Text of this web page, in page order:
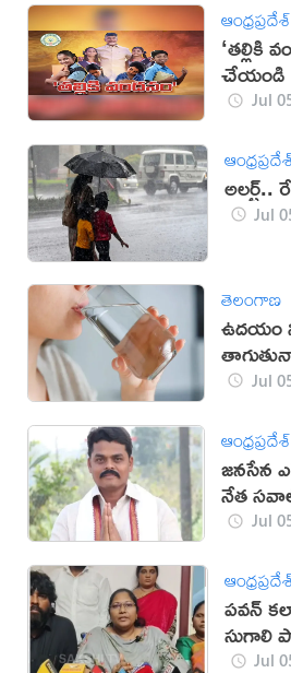
ఆంధ్రప్రదేశ్
‘తల్లికి
చేయండి
Jul
అలర్ట్..
Jul
తెలంగాణ
ఉదయం
Jul
ఆంధ్రప్రదేశ్
జనసేన
నేత
Jul
పవన్
సుగాలి
Jul